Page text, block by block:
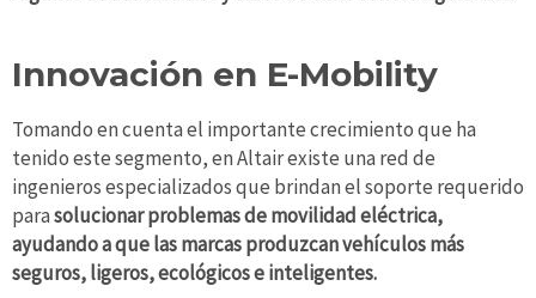
Innovación en E-Mobility
Tomando en cuenta el importante crecimiento que ha
tenido este segmento, en Altair existe una red de
ingenieros especializados que brindan el soporte requerido
parasolucionar problemas de movilidad eléctrica,
ayudando a que las marcas produzcan vehículos más
seguros, ligeros, ecológicos e inteligentes.